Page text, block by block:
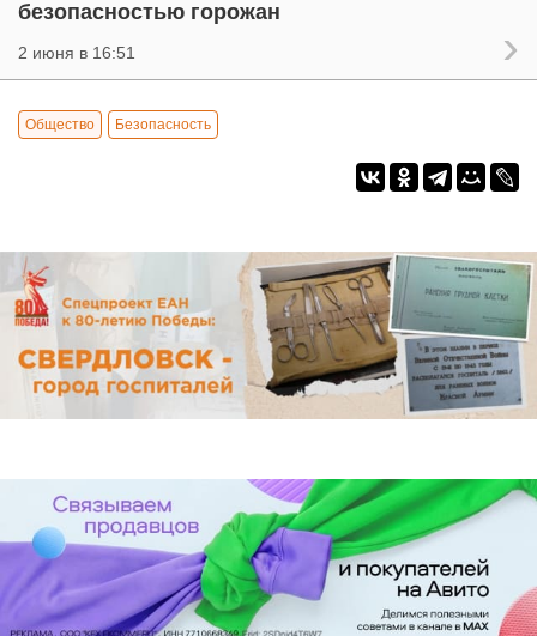
безопасностью горожан
2 июня в 16:51
Общество Безопасность